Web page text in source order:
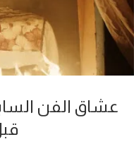
عشاق الفن